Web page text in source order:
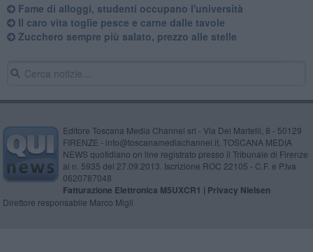
Fame di alloggi, studenti occupano l'università
Il caro vita toglie pesce e carne dalle tavole
Zucchero sempre più salato, prezzo alle stelle
Editore Toscana Media Channel srl - Via Dei Martelli, 8 - 50129
FIRENZE - info@toscanamediachannel.it. TOSCANA MEDIA
NEWS quotidiano on line registrato presso il Tribunale di Firenze
al n. 5935 del 27.09.2013. Iscrizione ROC 22105 - C.F. e P.Iva
0620787048
Fatturazione Elettronica M5UXCR1 | Privacy Nielsen
Direttore responsabile Marco Migli